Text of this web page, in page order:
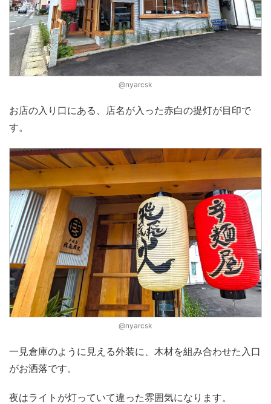
@nyarcsk
お店の入り口にある、店名が入った赤白の提灯が目印で
す。
@nyarcsk
一見倉庫のように見える外装に、木材を組み合わせた入口
がお洒落です。
夜はライトが灯っていて違った雰囲気になります。